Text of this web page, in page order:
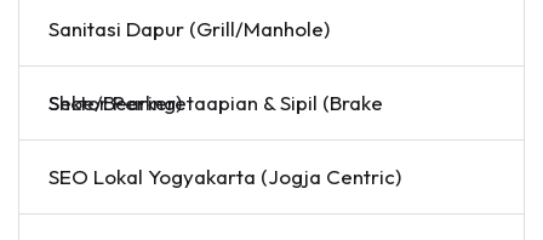
Sanitasi Dapur (Grill/Manhole)
Sektor Perkeretaapian & Sipil (Brake Shoe/Bearing)
SEO Lokal Yogyakarta (Jogja Centric)